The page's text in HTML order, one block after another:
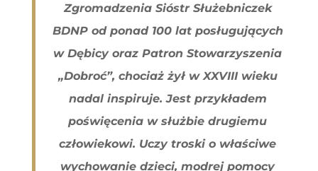
Zgromadzenia Sióstr Służebniczek
BDNP od ponad 100 lat posługujących
w Dębicy oraz Patron Stowarzyszenia
„Dobroć”, chociaż żył w XXVIII wieku
nadal inspiruje. Jest przykładem
poświęcenia w służbie drugiemu
człowiekowi. Uczy troski o właściwe
wychowanie dzieci, modrej pomocy